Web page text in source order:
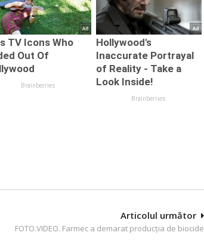
Articolul următor
FOTO.VIDEO. Farmec a demarat producția de biocide